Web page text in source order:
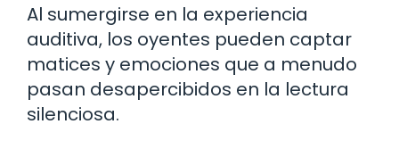
Al sumergirse en la experiencia
auditiva, los oyentes pueden captar
matices y emociones que a menudo
pasan desapercibidos en la lectura
silenciosa.